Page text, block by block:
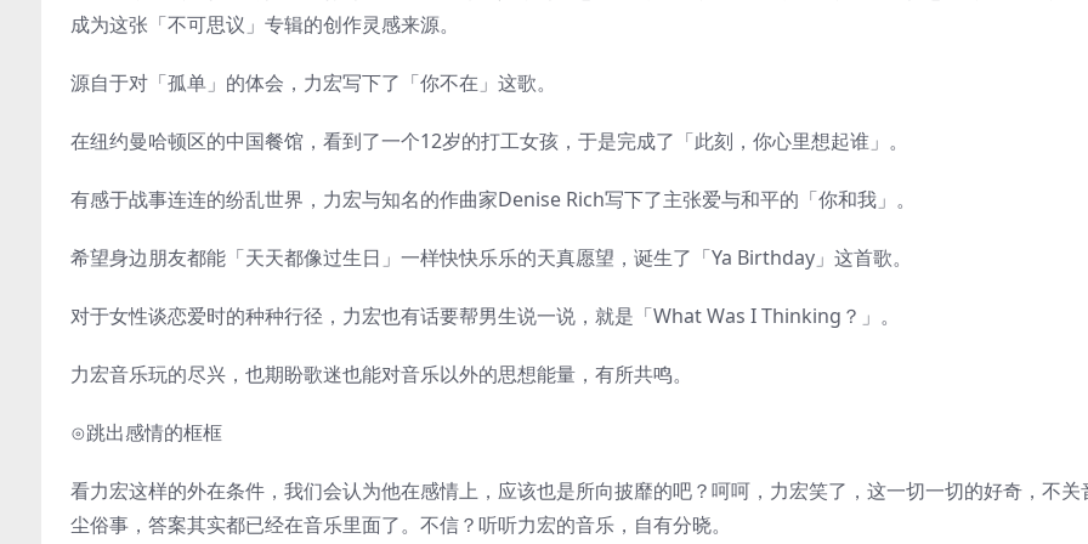
成为这张「不可思议」专辑的创作灵感来源。
源自于对「孤单」的体会，力宏写下了「你不在」这歌。
在纽约曼哈顿区的中国餐馆，看到了一个12岁的打工女孩，于是完成了「此刻，你心里想起谁」。
有感于战事连连的纷乱世界，力宏与知名的作曲家Denise Rich写下了主张爱与和平的「你和我」。
希望身边朋友都能「天天都像过生日」一样快快乐乐的天真愿望，诞生了「Ya Birthday」这首歌。
对于女性谈恋爱时的种种行径，力宏也有话要帮男生说一说，就是「What Was I Thinking？」。
力宏音乐玩的尽兴，也期盼歌迷也能对音乐以外的思想能量，有所共鸣。
⊙跳出感情的框框
看力宏这样的外在条件，我们会认为他在感情上，应该也是所向披靡的吧？呵呵，力宏笑了，这一切一切的好奇，不关
尘俗事，答案其实都已经在音乐里面了。不信？听听力宏的音乐，自有分晓。